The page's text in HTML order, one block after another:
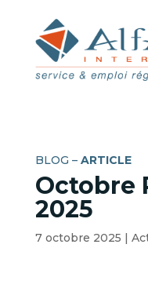
BLOG – ARTICLE
Octobre
2025
7 octobre 2025